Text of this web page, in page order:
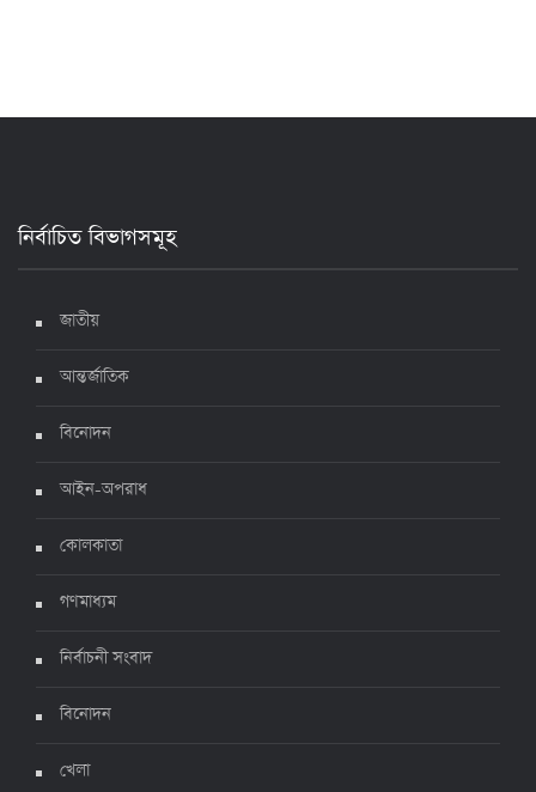
নির্বাচিত বিভাগসমূহ
জাতীয়
আন্তর্জাতিক
বিনোদন
আইন-অপরাধ
কোলকাতা
গণমাধ্যম
নির্বাচনী সংবাদ
বিনোদন
খেলা